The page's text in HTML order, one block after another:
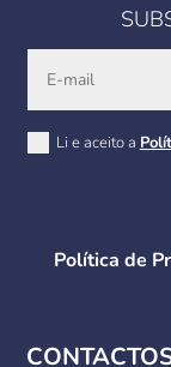
Li e aceito a
Política de